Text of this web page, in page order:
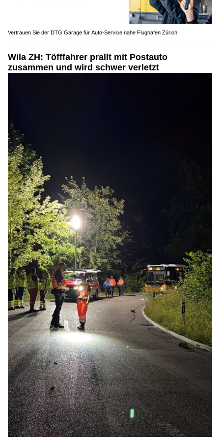
Vertrauen Sie der DTG Garage für Auto-Service nahe Flughafen Zürich
Wila ZH: Töfffahrer prallt mit Postauto
zusammen und wird schwer verletzt